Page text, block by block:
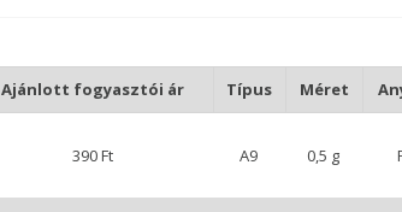
Ajánlott fogyasztói ár Típus Méret
390 Ft A9 0,5 g